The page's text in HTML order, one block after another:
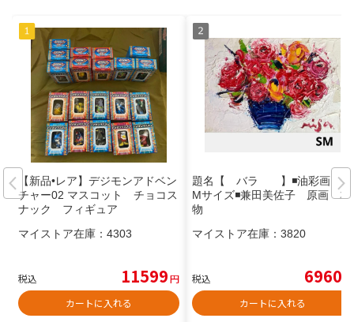
【新品•レア】デジモンアドベン
チャー02 マスコット チョコス
ナック フィギュア
マイストア在庫： 4303
税込 11599円
カートに入れる
題名【 バラ 】◾️油彩画 S
Mサイズ◾️兼田美佐子 原画 本
物
マイストア在庫： 3820
税込 6960
カートに入れる